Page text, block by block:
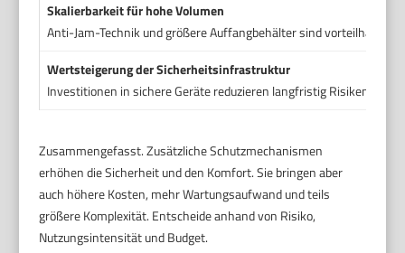
Skalierbarkeit für hohe Volumen
Anti-Jam-Technik und größere Auffangbehälter sind vorteilhaft
Wertsteigerung der Sicherheitsinfrastruktur
Investitionen in sichere Geräte reduzieren langfristig Risiken und
Zusammengefasst. Zusätzliche Schutzmechanismen
erhöhen die Sicherheit und den Komfort. Sie bringen aber
auch höhere Kosten, mehr Wartungsaufwand und teils
größere Komplexität. Entscheide anhand von Risiko,
Nutzungsintensität und Budget.